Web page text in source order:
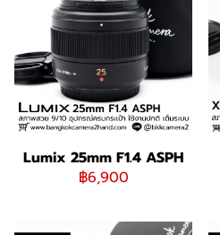
Lumix 25mm F1.4 ASPH
฿6,900